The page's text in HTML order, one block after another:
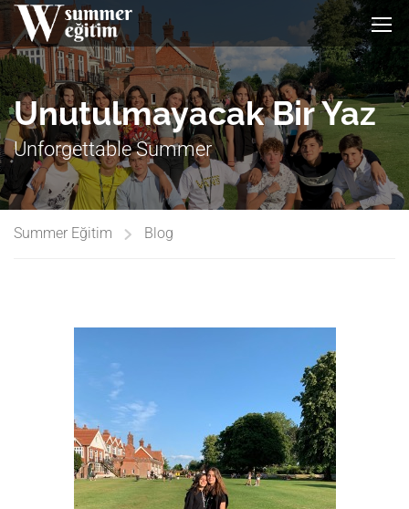
Unutulmayacak Bir Yaz
Unforgettable Summer
Summer Eğitim Blog